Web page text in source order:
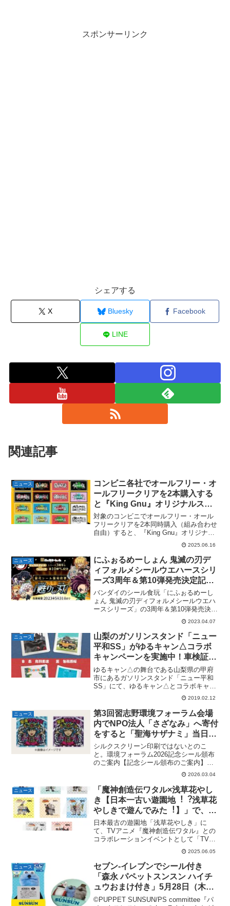
スポンサーリンク
シェアする
X Bluesky Facebook
LINE
関連記事
ニュース
コンビニ各社でオールフリー・オ
ールフリークリアを2本購入する
と『King Gnu』オリジナルステ
ッカーがもらえる。全16種。6月
17日〜
対象のコンビニでオールフリー・オール
フリークリアを2本同時購入（組み合わせ
自由）すると、『King Gnu』オリジナル
ステッカーがもらえます。チェーンごと
に異なる全16種。セブンイレブン・ファ
ミリーマート・ローソン 各4種デイリー
ヤマザキ・...
2025.06.16
ニュース
にふぉるめーしょん 鬼滅の刃デ
ィフォルメシールウエハースシリ
ーズ3周年＆第10弾発売決定記念
歴代シール復刻投票『甦りし刃』
が開催中。
バンダイのシール食玩「にふぉるめーし
ょん 鬼滅の刃ディフォルメシールウエハ
ースシリーズ」の3周年＆第10弾発売決定
を記念して、「其ノ八」までの歴代ライ
ンナップから炭治郎をはじめとする8人の
隊士のシールの復刻投票『甦りし刃』が
開催中。選ばれた...
2023.04.07
ニュース
山梨のガソリンスタンド「ニュー
平和SS」がゆるキャン△コラボ
キャンペーンを実施中！車検証入
れやミニボックスティッシュなど
がもらえる！
ゆるキャン△の舞台である山梨県の甲府
市にあるガソリンスタンド「ニュー平和
SS」にて、ゆるキャン△とコラボキャン
ペーンが開催中。2019年2月12日よりニ
ュー平和全店（3店舗）で開催されていま
す！サービスを注文すると、メニューに
よって車検証入...
2019.02.12
ニュース
第3回習志野環境フォーラム会場
内でNPO法人「さざなみ」へ寄付
をすると「聖海サザナミ」当日記
念バージョンのシールがもらえ
る。2026年3月14日＠トーセイホ
テル＆セミナー幕張（新習志野駅
シルクスクリーン印刷ではないとのこ
と。環境フォーラム2026記念シール頒布
のご案内【記念シール頒布のご案内】日
頃は当会へのご支援誠に感謝申し上げま
す。来る３月１４日開催の第３回習志野
環境フォーラム会場内にて、当NPO法人
へのご寄付をいただい...
2026.03.04
ニュース
「魔神創造伝ワタル×浅草花やし
き【日本一古い遊園地︕︖浅草花
やしきで遊んでみた︕】」で、コ
ラボフードを買うと魔神ステッカ
ーがもらえる。全8種。2025年 6
月18日(水)～30日(月)。
日本最古の遊園地「浅草花やしき」に
て、TVアニメ『魔神創造伝ワタル』との
コラボレーションイベントとして「TVア
ニメ『魔神創造伝ワタル』 × 浅草花やし
き 【日本一古い遊園地︕︖浅草花やしき
で遊んでみた︕」が2025年6月18日(水)～
30日...
2025.06.05
ニュース
セブン-イレブンでシール付き
「森永 パペットスンスン ハイチ
ュウおまけ付き」5月28日（木）
より順次発売。ぶっクリアシール
©PUPPET SUNSUN/PS committee『パ